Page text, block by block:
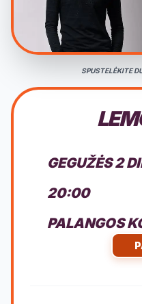
SPUSTELĖKITE
GEGUŽĖS 2
20:00
PALANGOS